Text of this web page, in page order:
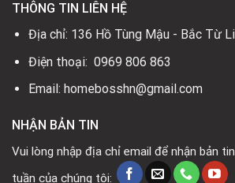
THÔNG TIN LIÊN HỆ
Địa chỉ: 136 Hồ Tùng Mậu - Bắc Từ
Điện thoại: 0969 806 863
Email: homebosshn@gmail.com
NHẬN BẢN TIN
Vui lòng nhập địa chỉ email để nhận bản
tuần của chúng tôi: